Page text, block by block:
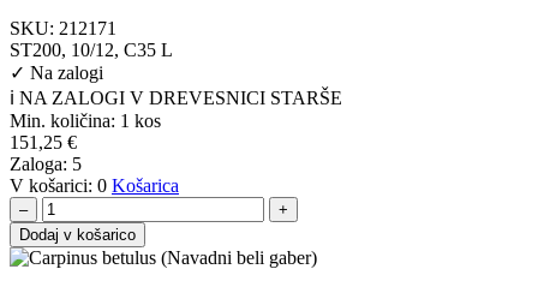
SKU: 212171
ST200, 10/12, C35 L
✓ Na zalogi
ℹ️ NA ZALOGI V DREVESNICI STARŠE
Min. količina: 1 kos
151,25 €
Zaloga: 5
V košarici: 0 Košarica
–
+
Dodaj v košarico